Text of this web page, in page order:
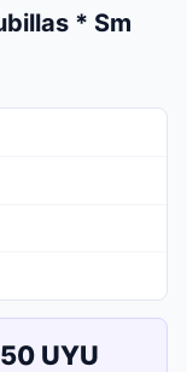
* Sm
UYU